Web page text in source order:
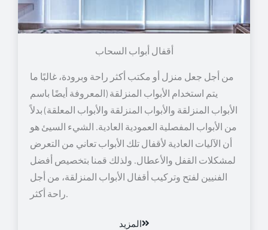
أقفال أبواب السحاب
من أجل جعل منزل أو مكتب أكثر راحة وبرودة، غالبًا ما
يتم استخدام الأبواب المنزلقة (المعروفة أيضًا باسم
الأبواب المنزلقة والأبواب المنزلقة والأبواب المعلقة) بدلاً
من الأبواب المفصلية العمودية العادية. الشيء السيئ هو
أن الآليات العادية لأقفال تلك الأبواب تعاني من التعرض
لمشكلات القفل والأعطال. ولذلك قمنا بتخصيص أفضل
الفنيين لفتح وتركيب أقفال الأبواب المنزلقة، من أجل
راحة أكثر.
المزيد